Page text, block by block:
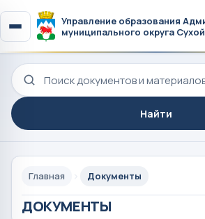
Управление образования
муниципального округа
Поиск по сайту
Найти
Главная Документы
ДОКУМЕНТЫ